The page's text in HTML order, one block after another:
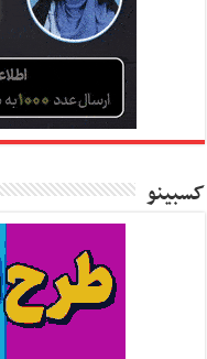
کسبینو